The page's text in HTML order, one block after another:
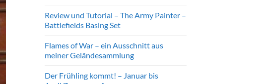
Review und Tutorial – The Army Painter –
Battlefields Basing Set
Flames of War – ein Ausschnitt aus
meiner Geländesammlung
Der Frühling kommt! – Januar bis